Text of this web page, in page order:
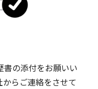
書の添付をお願いい
らご連絡をさせて